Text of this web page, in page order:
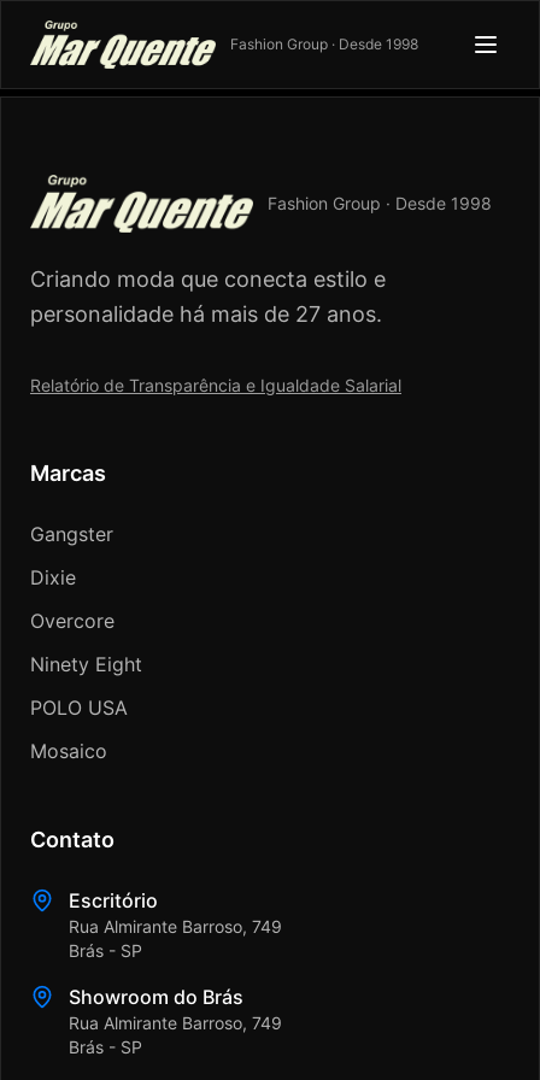
Fashion Group · Desde 1998
Fashion Group · Desde 1998
Criando moda que conecta estilo e
personalidade há mais de 27 anos.
Relatório de Transparência e Igualdade Salarial
Marcas
Gangster
Dixie
Overcore
Ninety Eight
POLO USA
Mosaico
Contato
Escritório
Rua Almirante Barroso, 749
Brás - SP
Showroom do Brás
Rua Almirante Barroso, 749
Brás - SP